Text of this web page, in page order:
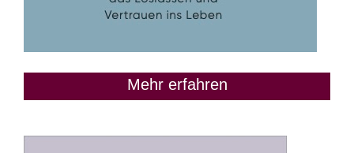
Mehr erfahren